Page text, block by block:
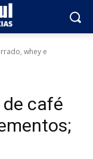
whey e
café